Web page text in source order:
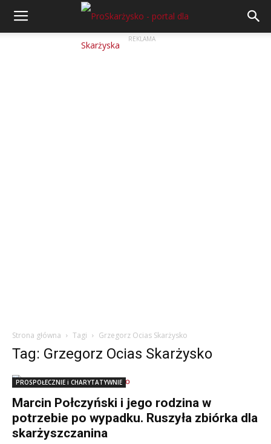
REKLAMA
Strona główna Tagi Grzegorz Ocias Skarżysko
Tag: Grzegorz Ocias Skarżysko
PROSPOŁECZNIE i CHARYTATYWNIE
Marcin Połczyński i jego rodzina w
potrzebie po wypadku. Ruszyła zbiórka dla
skarżyszczanina